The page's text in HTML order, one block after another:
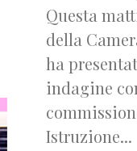
Questa
della
ha
indagine
Istruzione...